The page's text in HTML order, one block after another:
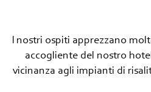
I nostri ospiti apprezzano
accogliente del nostro
vicinanza agli impianti di